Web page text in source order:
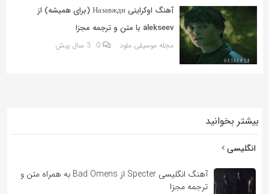
زیر
می‌توانید
صفحه
خود
به
بگذارید.
آهنگ اوکراینی Назавжди (برای همیشه) از
alekseev با متن و ترجمه مجزا
مجله موسیقی ملود 0 3 سال پیش
بیشتر بخوانید
انگلیسی
آهنگ انگلیسی Specter از Bad Omens به همراه متن و
ترجمه مجزا